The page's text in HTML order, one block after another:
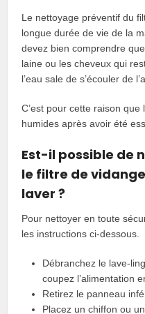
Le nettoyage préventif du
longue durée de vie de la
devez bien comprendre
laine ou les cheveux qui
l’eau sale de s’écouler de
C’est pour cette raison
humides après avoir été
Est-il possible de
le filtre de
laver ?
Pour nettoyer en toute
les instructions ci-dessous.
Débranchez le lave-
coupez l’alimentation
Retirez le panneau
Placez un chiffon ou